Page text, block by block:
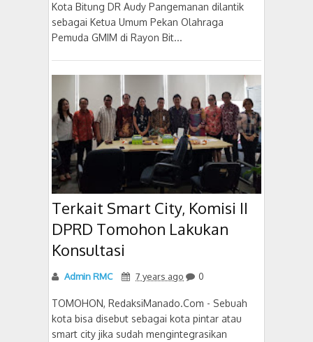
Kota Bitung DR Audy Pangemanan dilantik
sebagai Ketua Umum Pekan Olahraga
Pemuda GMIM di Rayon Bit...
Terkait Smart City, Komisi II
DPRD Tomohon Lakukan
Konsultasi
Admin RMC 7 years ago 0
TOMOHON, RedaksiManado.Com - Sebuah
kota bisa disebut sebagai kota pintar atau
smart city jika sudah mengintegrasikan